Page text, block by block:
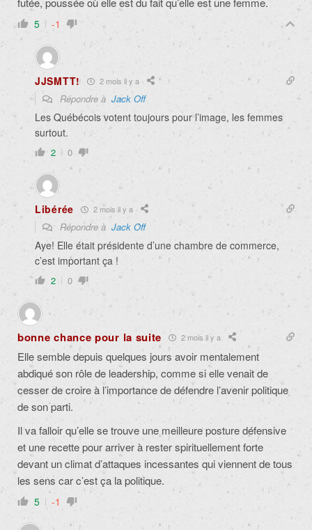
5 -1
JJSMTT! 2 mois il y a
Répondre à Jack Off
Les Québécois votent toujours pour l’image, les femmes
surtout.
2 0
Libérée 2 mois il y a
Répondre à Jack Off
Aye! Elle était présidente d’une chambre de commerce,
c’est important ça !
2 0
bonne chance pour la suite 2 mois il y a
Elle semble depuis quelques jours avoir mentalement
abdiqué son rôle de leadership, comme si elle venait de
cesser de croire à l’importance de défendre l’avenir politique
de son parti.
Il va falloir qu’elle se trouve une meilleure posture défensive
et une recette pour arriver à rester spirituellement forte
devant un climat d’attaques incessantes qui viennent de tous
les sens car c’est ça la politique.
5 -1